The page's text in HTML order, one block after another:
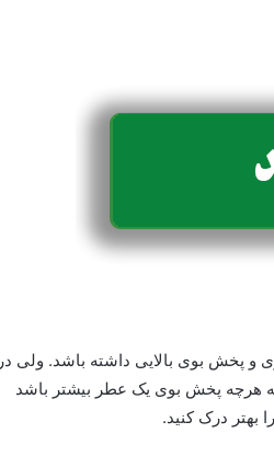
و پخش بوی بالایی داشته باشد. ولی در
که هرچه پخش بوی یک عطر بیشتر باشد
بهتر درک کنید.